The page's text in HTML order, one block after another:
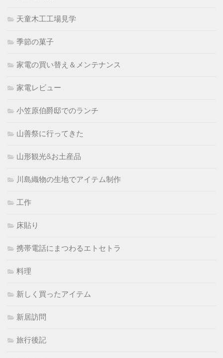
天童木工工場見学
季節の菓子
家電の買い替え＆メンテナンス
家電レビュー
小笠原伯爵邸でのランチ
山善祭に行ってきた
山形観光&お土産品
川島織物の生地でアイテム制作
工作
床貼り
携帯電話にまつわるエトセトラ
料理
新しく買ったアイテム
新居訪問
旅行後記